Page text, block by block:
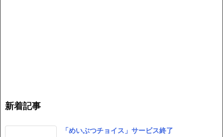
新着記事
「めいぶつチョイス」サービス終了